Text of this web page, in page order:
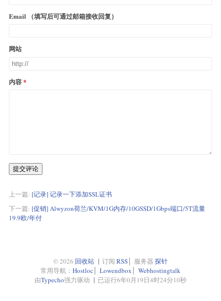
Email （填写后可通过邮箱接收回复）
网站
内容
提交评论
上一篇: [记录] 记录一下添加SSL证书
下一篇: [促销] Alwyzon荷兰/KVM/1G内存/10GSSD/1Gbps端口/5T流量
19.9欧/年付
© 2026 回收站 ▏订阅 RSS ▏服务器 探针
常用导航： Hostloc Lowendbox
Webhostingtalk
由Typecho强力驱动 ▏已运行6年0月 19日4时24分10秒